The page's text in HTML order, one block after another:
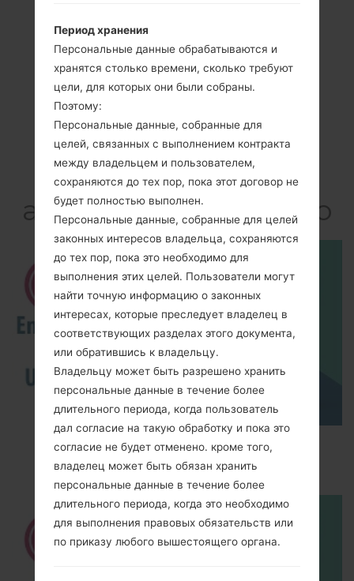
Видео
LGF240K(LGF240K)
akaLG Optimus G Pro
How to Enable Developer Options & USB
Debugging on LG ?
Период хранения
Персональные данные обрабатываются и
хранятся столько времени, сколько требуют
цели, для которых они были собраны.
Поэтому:
Персональные данные, собранные для
целей, связанных с выполнением контракта
между владельцем и пользователем,
сохраняются до тех пор, пока этот договор не
будет полностью выполнен.
Персональные данные, собранные для целей
законных интересов владельца, сохраняются
до тех пор, пока это необходимо для
выполнения этих целей. Пользователи могут
найти точную информацию о законных
интересах, которые преследует владелец в
соответствующих разделах этого документа,
или обратившись к владельцу.
Владельцу может быть разрешено хранить
персональные данные в течение более
длительного периода, когда пользователь
дал согласие на такую обработку и пока это
согласие не будет отменено. кроме того,
владелец может быть обязан хранить
персональные данные в течение более
длительного периода, когда это необходимо
для выполнения правовых обязательств или
по приказу любого вышестоящего органа.